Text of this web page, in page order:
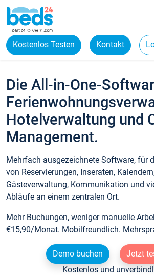
Kostenlos Testen Kontakt
Die All-in-One-
Hotelverwaltung und
Management.
Mehrfach ausgezeichnete Software, für
von Reservierungen, Inseraten,
Gästeverwaltung, Kommunikation und
Abläufe an einem zentralen Ort.
Mehr Buchungen, weniger manuelle
€15,90/Monat. Mobilfreundlich.
Demo buchen
Jetzt
Kostenlos und